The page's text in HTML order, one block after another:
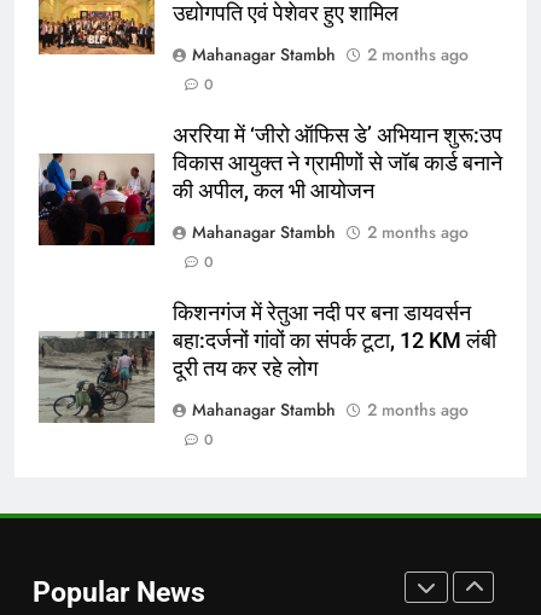
उद्योगपति एवं पेशेवर हुए शामिल
Mahanagar Stambh
2 months ago
0
अररिया में ‘जीरो ऑफिस डे’ अभियान शुरू:उप
विकास आयुक्त ने ग्रामीणों से जॉब कार्ड बनाने
की अपील, कल भी आयोजन
Mahanagar Stambh
2 months ago
0
किशनगंज में रेतुआ नदी पर बना डायवर्सन
बहा:दर्जनों गांवों का संपर्क टूटा, 12 KM लंबी
दूरी तय कर रहे लोग
Mahanagar Stambh
2 months ago
0
Popular News
6
अररिया में ‘जीरो ऑफिस डे’ अभियान
शुरू:उप विकास आयुक्त ने ग्रामीणों से जॉब
पूर्व राज्य
7
बहा:दर्जनों गांवों का संपर्क टूटा, 12 KM
8
रूट 4 साल बाद इंग्लैंड की कप्तानी
करेंगे:नाइटक्लब केस के चलते स्टोक्स-
एटकिंसन दूसरे टेस्ट से बाहर; आर्चर की
न्यूज़
चार्टर्ड अकाउंटेंट्स के बीच रोमांचक